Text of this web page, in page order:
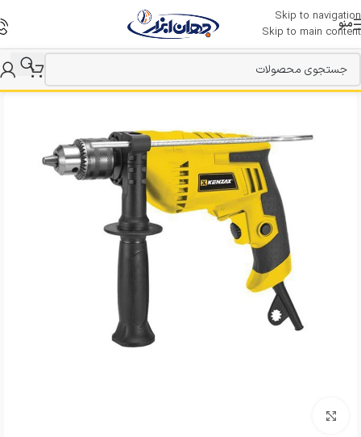
Skip to navigation
Skip to main content
منو